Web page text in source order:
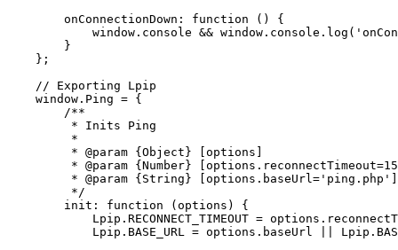
        onConnectionDown: function () {
window.console &&
        }
    };
    // Exporting Lpip
    window.Ping = {
        /**
         * Inits Ping
         *
         * @param {Object} [options]
* @param {Number}
         * @param {String} [options.baseUrl='ping.php']
         */
        init: function (options) {
Lpip.RECONNECT_TIMEOUT =
Lpip.BASE_URL = options.baseUrl ||